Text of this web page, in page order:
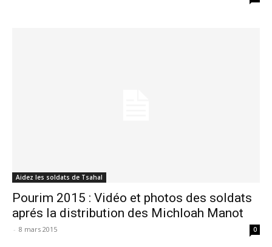
Aidez les soldats de Tsahal
Pourim 2015 : Vidéo et photos des soldats
aprés la distribution des Michloah Manot
- 8 mars 2015 0